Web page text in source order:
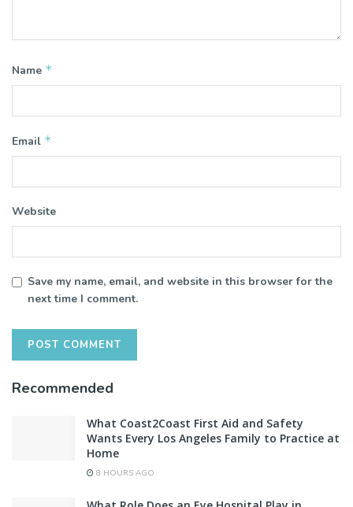
Name *
Email *
Website
Save my name, email, and website in this browser for the
next time I comment.
Recommended
What Coast2Coast First Aid and Safety
Wants Every Los Angeles Family to Practice at
Home
8 HOURS AGO